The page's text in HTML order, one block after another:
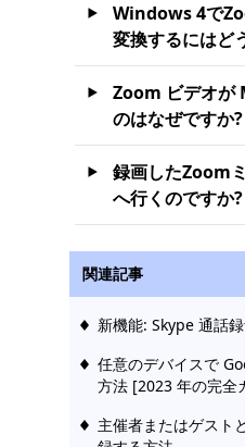
Windows 4で
変換するにはど
Zoom ビデオが
のはなぜですか?
録画したZoom
へ行くのですか?
関連記事
新機能: Skype 通話
任意のデバイスで
方法 [2023 年の完全
主催者またはゲスト